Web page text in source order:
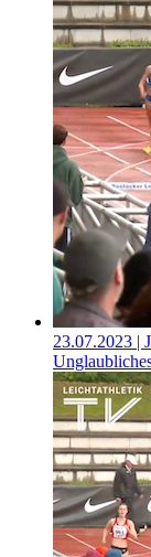
23.07.2023 |